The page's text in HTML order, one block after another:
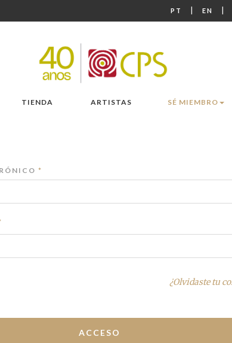
PT | EN |
TIENDA ARTISTAS SÉ MIEMBRO
*
¿Olvidaste tu